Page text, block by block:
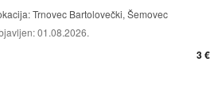
Trnovec Bartolovečki, Šemovec
01.08.2026.
3 €